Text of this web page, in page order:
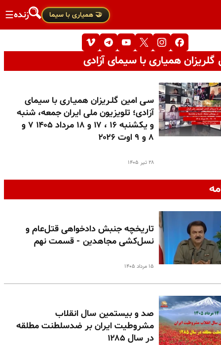
🤝 همیاری با سیما زنده☰
همیاری با سیمای آزادی
سـی امین گلـریزان همیـاری با سیمای
آزادی؛ تلویزیون ملی ایران جمعه، شنبه
و یکشنبه ۱۶ ، ۱۷ و ۱۸ مرداد ۱۴۰۵ ۷ و
۸ و ۹ اوت ۲۰۲۶
۲۸ تیر ۱۴۰۵
تاریخچه جنبش دادخواهی قتل‌عام و
نسل‌کشی مجاهدین - قسمت نهم
۱۵ مرداد ۱۴۰۵
صد و بیستمین سال انقلاب
مشروطیت ایران بر ضدسلطنت مطلقه
در سال ۱۲۸۵